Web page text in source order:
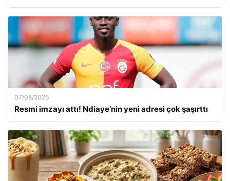
07/08/2026
Resmi imzayı attı! Ndiaye’nin yeni adresi çok şaşırttı